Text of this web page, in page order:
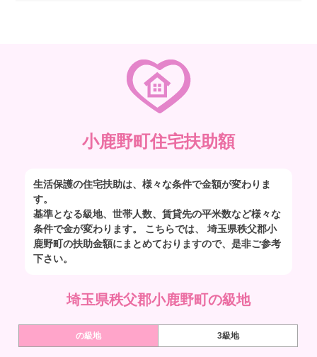
小鹿野町住宅扶助額
生活保護の住宅扶助は、様々な条件で金額が変わりま
す。
基準となる級地、世帯人数、賃貸先の平米数など様々な
条件で金が変わります。 こちらでは、 埼玉県秩父郡小
鹿野町の扶助金額にまとめておりますので、是非ご参考
下さい。
埼玉県秩父郡小鹿野町の級地
の級地 3級地